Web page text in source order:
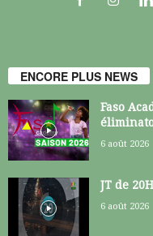
ENCORE PLUS NEWS
Faso
6 août 2026
JT de
6 août 2026